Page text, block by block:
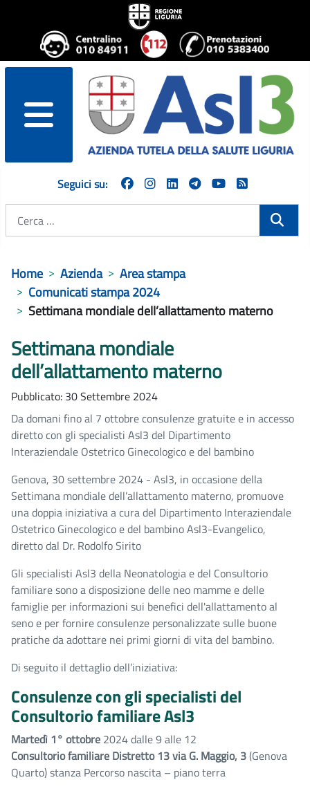
menu
Seguici su:
Home Azienda
Area stampa
Comunicati stampa 2024
Settimana mondiale dell’allattamento materno
Settimana mondiale
dell’allattamento materno
Pubblicato: 30 Settembre 2024
Da domani fino al 7 ottobre consulenze gratuite e in accesso
diretto con gli specialisti Asl3 del Dipartimento
Interaziendale Ostetrico Ginecologico e del bambino
Genova, 30 settembre 2024 - Asl3, in occasione della
Settimana mondiale dell’allattamento materno, promuove
una doppia iniziativa a cura del Dipartimento Interaziendale
Ostetrico Ginecologico e del bambino Asl3-Evangelico,
diretto dal Dr. Rodolfo Sirito
Gli specialisti Asl3 della Neonatologia e del Consultorio
familiare sono a disposizione delle neo mamme e delle
famiglie per informazioni sui benefici dell'allattamento al
seno e per fornire consulenze personalizzate sulle buone
pratiche da adottare nei primi giorni di vita del bambino.
Di seguito il dettaglio dell’iniziativa:
Consulenze con gli specialisti del
Consultorio familiare Asl3
Martedì 1° ottobre 2024 dalle 9 alle 12
Consultorio familiare Distretto 13 via G. Maggio, 3(Genova
Quarto) stanza Percorso nascita – piano terra